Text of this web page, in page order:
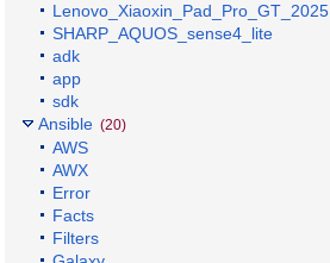
Lenovo_Xiaoxin_Pad_Pro_GT_2025
SHARP_AQUOS_sense4_lite
adk
app
sdk
Ansible (20)
AWS
AWX
Error
Facts
Filters